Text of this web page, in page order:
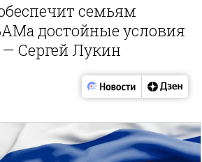
семьям
достойные условия
Сергей Лукин